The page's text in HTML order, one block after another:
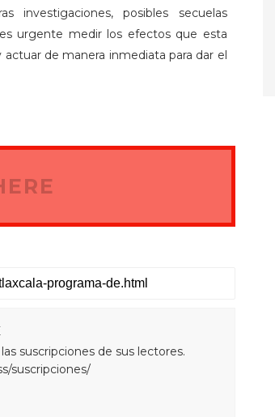
posibles secuelas
urgente medir los efectos que esta
actuar de manera inmediata para dar el
suscripciones de sus lectores.
suscripciones/